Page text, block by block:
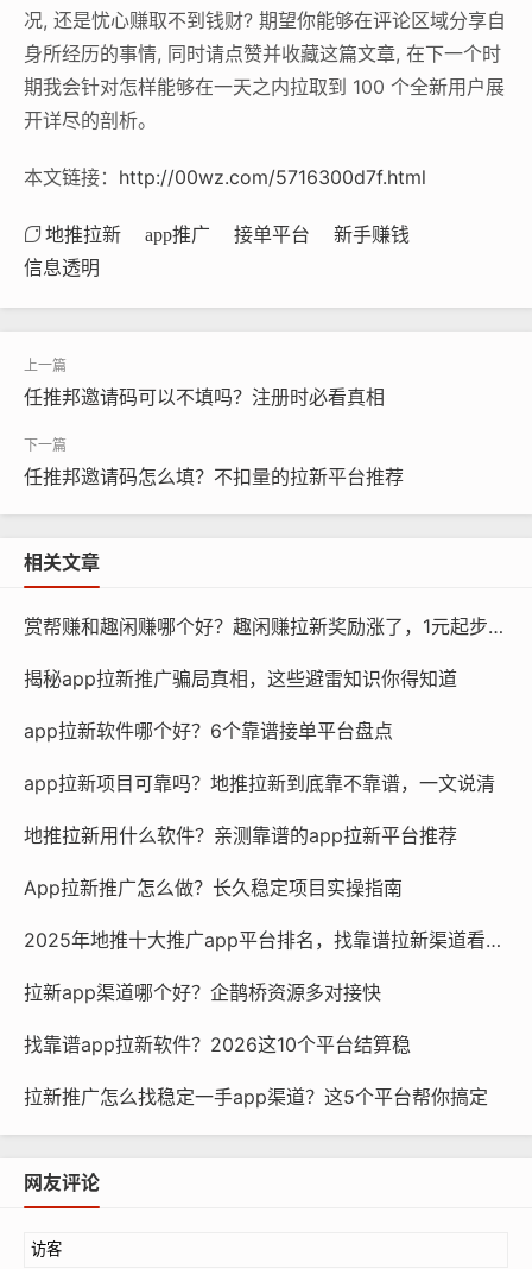
况, 还是忧心赚取不到钱财? 期望你能够在评论区域分享自
身所经历的事情, 同时请点赞并收藏这篇文章, 在下一个时
期我会针对怎样能够在一天之内拉取到 100 个全新用户展
开详尽的剖析。
本文链接： http://00wz.com/5716300d7f.html
地推拉新 app推广 接单平台
新手赚钱
信息透明
任推邦邀请码可以不填吗？注册时必看真相
任推邦邀请码怎么填？不扣量的拉新平台推荐
相关文章
赏帮赚和趣闲赚哪个好？趣闲赚拉新奖励涨了，1元起步更划算
揭秘app拉新推广骗局真相，这些避雷知识你得知道
app拉新软件哪个好？6个靠谱接单平台盘点
app拉新项目可靠吗？地推拉新到底靠不靠谱，一文说清
地推拉新用什么软件？亲测靠谱的app拉新平台推荐
App拉新推广怎么做？长久稳定项目实操指南
2025年地推十大推广app平台排名，找靠谱拉新渠道看这篇
拉新app渠道哪个好？企鹊桥资源多对接快
找靠谱app拉新软件？2026这10个平台结算稳
拉新推广怎么找稳定一手app渠道？这5个平台帮你搞定
网友评论